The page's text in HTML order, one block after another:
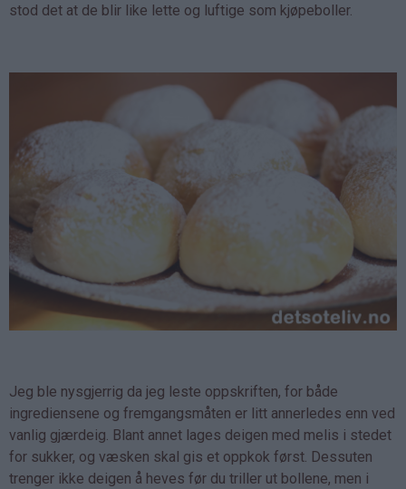
stod det at de blir like lette og luftige som kjøpeboller.
Jeg ble nysgjerrig da jeg leste oppskriften, for både
ingrediensene og fremgangsmåten er litt annerledes enn ved
vanlig gjærdeig. Blant annet lages deigen med melis i stedet
for sukker, og væsken skal gis et oppkok først. Dessuten
trenger ikke deigen å heves før du triller ut bollene, men i